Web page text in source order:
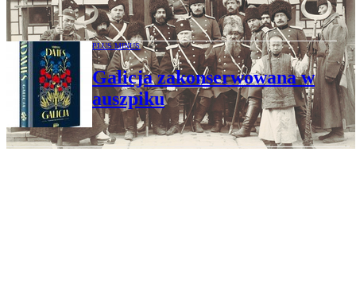
USA
PLUS MINUS
Galicja zakonserwowana w
auszpiku